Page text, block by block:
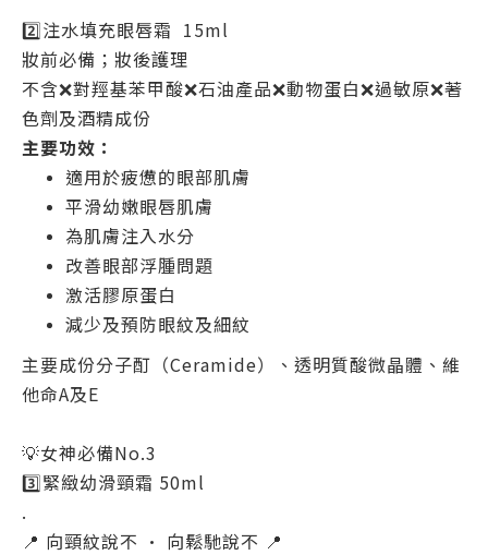
2️⃣注水填充眼唇霜 15ml
妝前必備；妝後護理
不含❌對羥基苯甲酸❌石油產品❌動物蛋白❌過敏原❌著
色劑及酒精成份
主要功效：
適用於疲憊的眼部肌膚
平滑幼嫩眼唇肌膚
為肌膚注入水分
改善眼部浮腫問題
激活膠原蛋白
減少及預防眼紋及細紋
主要成份分子酊（Ceramide）、透明質酸微晶體、維
他命A及E
💡女神必備No.3
3️⃣緊緻幼滑頸霜 50ml
.
📍 向頸紋說不 · 向鬆馳說不 📍